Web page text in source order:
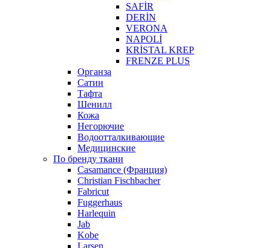
SAFİR
DERİN
VERONA
NAPOLİ
KRİSTAL KREP
FRENZE PLUS
Органза
Сатин
Тафта
Шенилл
Кожа
Негорючие
Водоотталкивающие
Медицинские
По бренду ткани
Casamance (Франция)
Christian Fischbacher
Fabricut
Fuggerhaus
Harlequin
Jab
Kobe
Larsen